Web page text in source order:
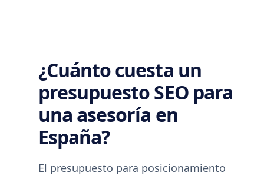
¿Cuánto cuesta un
presupuesto SEO para
una asesoría en
España?
El presupuesto para posicionamiento